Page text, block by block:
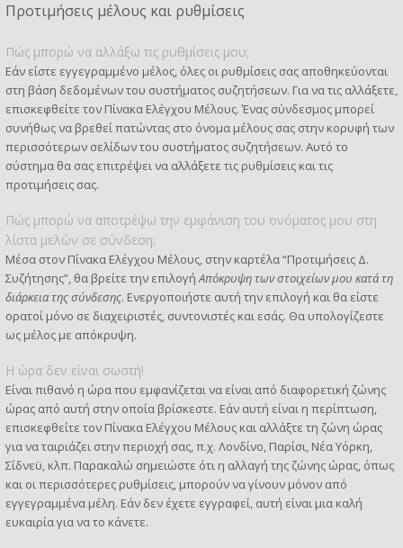
Προτιμήσεις μέλους και ρυθμίσεις
Πώς μπορώ να αλλάξω τις ρυθμίσεις μου;
Εάν είστε εγγεγραμμένο μέλος, όλες οι ρυθμίσεις σας αποθηκεύονται
στη βάση δεδομένων του συστήματος συζητήσεων. Για να τις αλλάξετε,
επισκεφθείτε τον Πίνακα Ελέγχου Μέλους. Ένας σύνδεσμος μπορεί
συνήθως να βρεθεί πατώντας στο όνομα μέλους σας στην κορυφή των
περισσότερων σελίδων του συστήματος συζητήσεων. Αυτό το
σύστημα θα σας επιτρέψει να αλλάξετε τις ρυθμίσεις και τις
προτιμήσεις σας.
Πώς μπορώ να αποτρέψω την εμφάνιση του ονόματος μου στη
λίστα μελών σε σύνδεση;
Μέσα στον Πίνακα Ελέγχου Μέλους, στην καρτέλα “Προτιμήσεις Δ.
Συζήτησης”, θα βρείτε την επιλογήΑπόκρυψη των στοιχείων μου κατά τη
διάρκεια της σύνδεσης. Ενεργοποιήστε αυτή την επιλογή και θα είστε
ορατοί μόνο σε διαχειριστές, συντονιστές και εσάς. Θα υπολογίζεστε
ως μέλος με απόκρυψη.
Η ώρα δεν είναι σωστή!
Είναι πιθανό η ώρα που εμφανίζεται να είναι από διαφορετική ζώνης
ώρας από αυτή στην οποία βρίσκεστε. Εάν αυτή είναι η περίπτωση,
επισκεφθείτε τον Πίνακα Ελέγχου Μέλους και αλλάξτε τη ζώνη ώρας
για να ταιριάζει στην περιοχή σας, π.χ. Λονδίνο, Παρίσι, Νέα Υόρκη,
Σίδνεϋ, κλπ. Παρακαλώ σημειώστε ότι η αλλαγή της ζώνης ώρας, όπως
και οι περισσότερες ρυθμίσεις, μπορούν να γίνουν μόνον από
εγγεγραμμένα μέλη. Εάν δεν έχετε εγγραφεί, αυτή είναι μια καλή
ευκαιρία για να το κάνετε.